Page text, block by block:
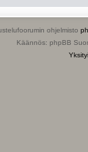
ohjelmisto
Käännös: phpBB